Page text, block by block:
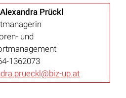
Prückl
und
1362073
up.at